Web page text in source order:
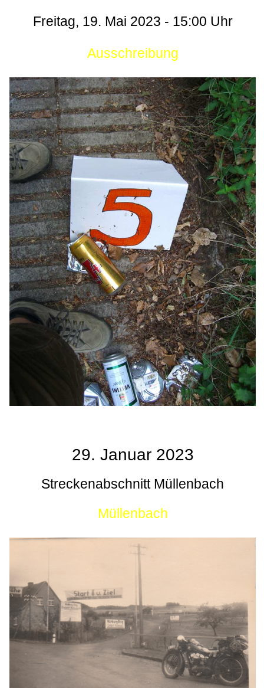
Freitag, 19. Mai 2023 - 15:00 Uhr
Ausschreibung
29. Januar 2023
Streckenabschnitt Müllenbach
Müllenbach